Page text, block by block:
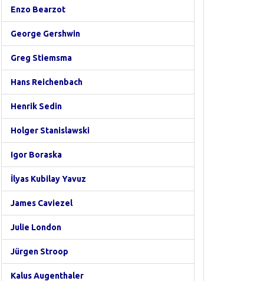
Enzo Bearzot
George Gershwin
Greg Stiemsma
Hans Reichenbach
Henrik Sedin
Holger Stanislawski
Igor Boraska
İlyas Kubilay Yavuz
James Caviezel
Julie London
Jürgen Stroop
Kalus Augenthaler